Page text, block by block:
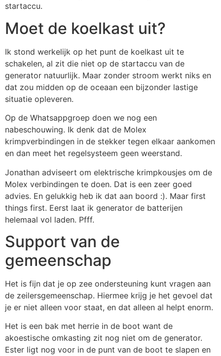
startaccu.
Moet de koelkast uit?
Ik stond werkelijk op het punt de koelkast uit te
schakelen, al zit die niet op de startaccu van de
generator natuurlijk. Maar zonder stroom werkt niks en
dat zou midden op de oceaan een bijzonder lastige
situatie opleveren.
Op de Whatsappgroep doen we nog een
nabeschouwing. Ik denk dat de Molex
krimpverbindingen in de stekker tegen elkaar aankomen
en dan meet het regelsysteem geen weerstand.
Jonathan adviseert om elektrische krimpkousjes om de
Molex verbindingen te doen. Dat is een zeer goed
advies. En gelukkig heb ik dat aan boord :). Maar first
things first. Eerst laat ik generator de batterijen
helemaal vol laden. Pfff.
Support van de
gemeenschap
Het is fijn dat je op zee ondersteuning kunt vragen aan
de zeilersgemeenschap. Hiermee krijg je het gevoel dat
je er niet alleen voor staat, en dat alleen al helpt enorm.
Het is een bak met herrie in de boot want de
akoestische omkasting zit nog niet om de generator.
Ester ligt nog voor in de punt van de boot te slapen en